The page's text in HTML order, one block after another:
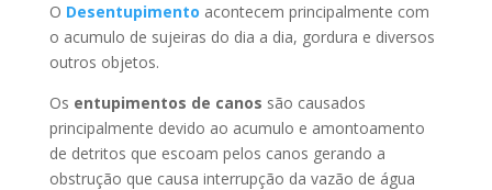
O Desentupimento acontecem principalmente com
o acumulo de sujeiras do dia a dia, gordura e diversos
outros objetos.
Os entupimentos de canos são causados
principalmente devido ao acumulo e amontoamento
de detritos que escoam pelos canos gerando a
obstrução que causa interrupção da vazão de água